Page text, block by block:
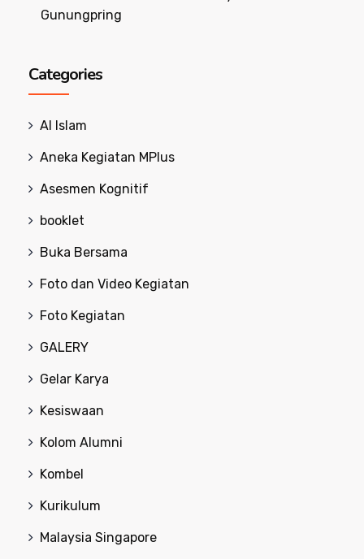
Gunungpring
Categories
Al Islam
Aneka Kegiatan MPlus
Asesmen Kognitif
booklet
Buka Bersama
Foto dan Video Kegiatan
Foto Kegiatan
GALERY
Gelar Karya
Kesiswaan
Kolom Alumni
Kombel
Kurikulum
Malaysia Singapore